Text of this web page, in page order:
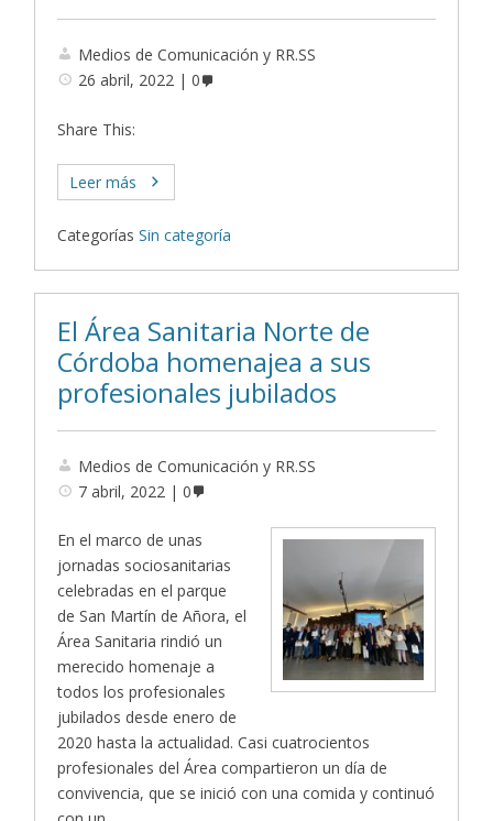
Medios de Comunicación y RR.SS
26 abril, 2022
0
Share This:
Leer más
Categorías Sin categoría
El Área Sanitaria Norte de
Córdoba homenajea a sus
profesionales jubilados
Medios de Comunicación y RR.SS
7 abril, 2022
0
En el marco de unas
jornadas sociosanitarias
celebradas en el parque
de San Martín de Añora, el
Área Sanitaria rindió un
merecido homenaje a
todos los profesionales
jubilados desde enero de
2020 hasta la actualidad. Casi cuatrocientos
profesionales del Área compartieron un día de
convivencia, que se inició con una comida y continuó